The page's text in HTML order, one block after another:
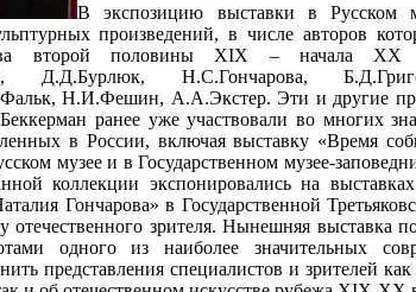
В экспозицию выставки в Русском
произведений, в числе авторов
второй половины XIX – начала ХХ
Д.Д.Бурлюк, Н.С.Гончарова,
Н.И.Фешин, А.А.Экстер. Эти и другие
ранее уже участвовали во многих
в России, включая выставку «Время
музее и в Государственном музее-
коллекции экспонировались на
Гончарова» в Государственной
отечественного зрителя. Нынешняя выставка
одного из наиболее значительных
представления специалистов и зрителей